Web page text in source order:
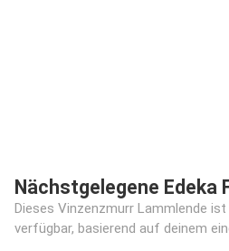
Nächstgelegene Edeka
Dieses Vinzenzmurr Lammlende
verfügbar, basierend auf deinem